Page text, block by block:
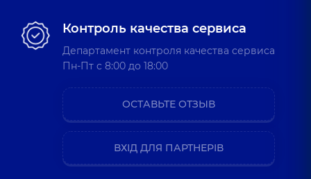
Контроль качества сервиса
Департамент контроля качества сервиса
Пн-Пт c 8:00 до 18:00
ОСТАВЬТЕ ОТЗЫВ
ВХІД ДЛЯ ПАРТНЕРІВ